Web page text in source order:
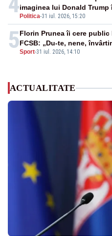
Politica-31 iul. 2026, 15:20
imaginea lui Donald
5Sport-31 iul. 2026, 14:10
Florin Prunea îi cere
FCSB: „Du-te, nene,
ACTUALITATE